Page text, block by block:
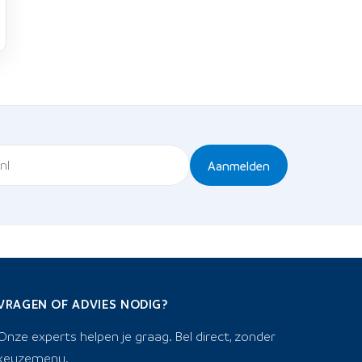
Aanmelden
OF ADVIES NODIG?
experts helpen je graag. Bel direct, zonder